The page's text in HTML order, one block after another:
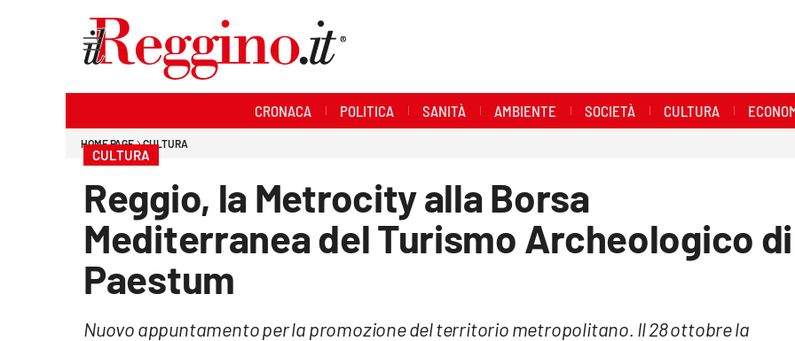
CRONACA POLITICA SANITÀ AMBIENTE SOCIETÀ CULTURA
HOME PAGE CULTURA
CULTURA
Reggio, la Metrocity alla Borsa
Mediterranea del Turismo Archeologico di
Paestum
Nuovo appuntamento per la promozione del territorio metropolitano. Il 28 ottobre la